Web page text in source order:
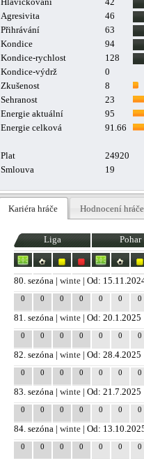
Agresivita
46
Přihrávání
63
Kondice
94
Kondice-rychlost
128
Kondice-výdrž
0
Zkušenost
8
Sehranost
23
Energie aktuální
95
Energie celková
91.66
Plat
24920
Smlouva
19
Kariéra hráče Hodnocení hráče
Liga Pohar
80. sezóna |winte | Od:
0 0 0 0 0 0 0
81. sezóna |winte | Od: 20.1.2025
0 0 0 0 0 0 0
82. sezóna |winte | Od: 28.4.2025
0 0 0 0 0 0 0
83. sezóna |winte | Od: 21.7.2025
0 0 0 0 0 0 0
84. sezóna |winte | Od:
0 0 0 0 0 0 0